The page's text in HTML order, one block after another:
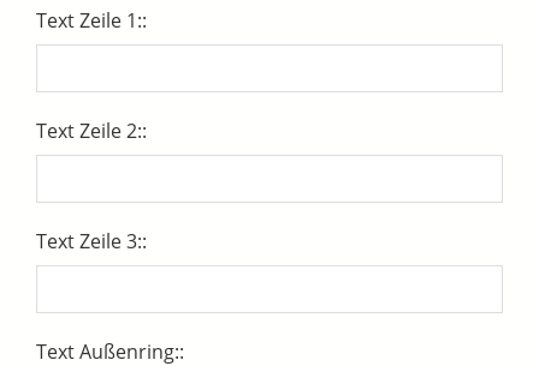
Text Zeile 1::
Text Zeile 2::
Text Zeile 3::
Text Außenring::